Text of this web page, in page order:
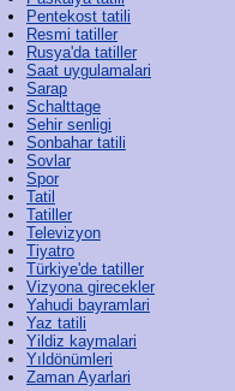
Pentekost tatili
Resmi tatiller
Rusya'da tatiller
Saat uygulamalari
Sarap
Schalttage
Sehir senligi
Sonbahar tatili
Sovlar
Spor
Tatil
Tatiller
Televizyon
Tiyatro
Türkiye'de tatiller
Vizyona girecekler
Yahudi bayramlari
Yaz tatili
Yildiz kaymalari
Yıldönümleri
Zaman Ayarlari